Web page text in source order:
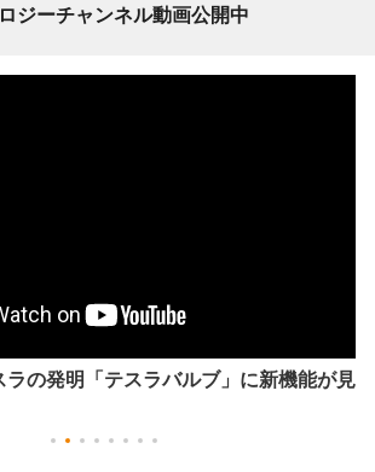
ジーチャンネル動画公開中
ラの発明「テスラバルブ」に新機能が見